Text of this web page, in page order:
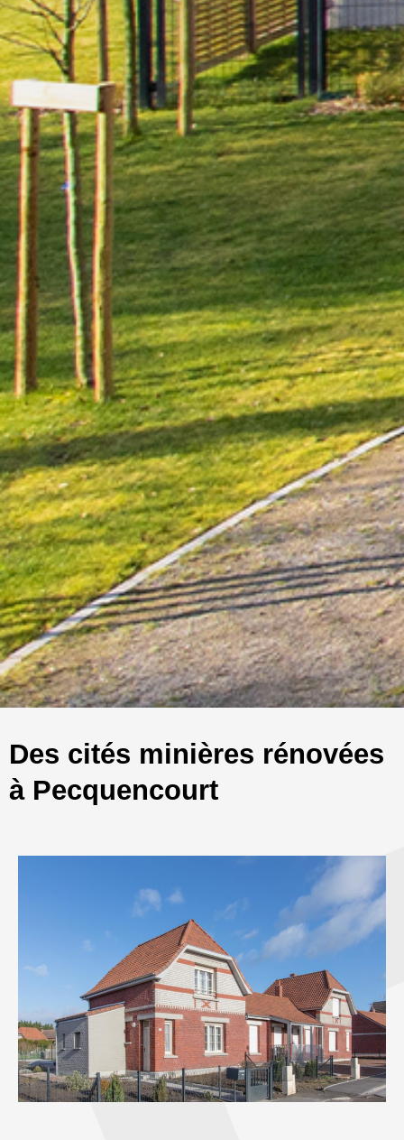
Des cités minières rénovées
à Pecquencourt